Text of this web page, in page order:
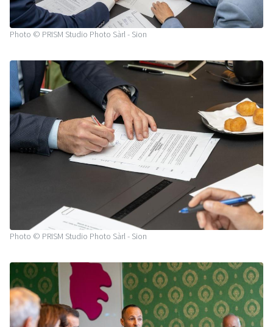
Photo © PRISM Studio Photo Sàrl - Sion
Photo © PRISM Studio Photo Sàrl - Sion